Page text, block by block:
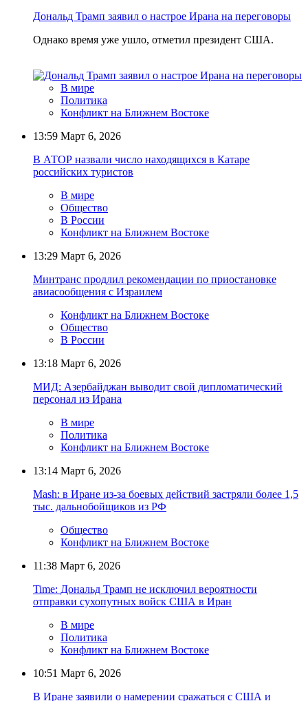
Дональд Трамп заявил о настрое Ирана на переговоры
Однако время уже ушло, отметил президент США.
В мире
Политика
Конфликт на Ближнем Востоке
13:59 Март 6, 2026
В АТОР назвали число находящихся в Катаре
российских туристов
В мире
Общество
В России
Конфликт на Ближнем Востоке
13:29 Март 6, 2026
Минтранс продлил рекомендации по приостановке
авиасообщения с Израилем
Конфликт на Ближнем Востоке
Общество
В России
13:18 Март 6, 2026
МИД: Азербайджан выводит свой дипломатический
персонал из Ирана
В мире
Политика
Конфликт на Ближнем Востоке
13:14 Март 6, 2026
Mash: в Иране из-за боевых действий застряли более 1,5
тыс. дальнобойщиков из РФ
Общество
Конфликт на Ближнем Востоке
11:38 Март 6, 2026
Time: Дональд Трамп не исключил вероятности
отправки сухопутных войск США в Иран
В мире
Политика
Конфликт на Ближнем Востоке
10:51 Март 6, 2026
В Иране заявили о намерении сражаться с США и